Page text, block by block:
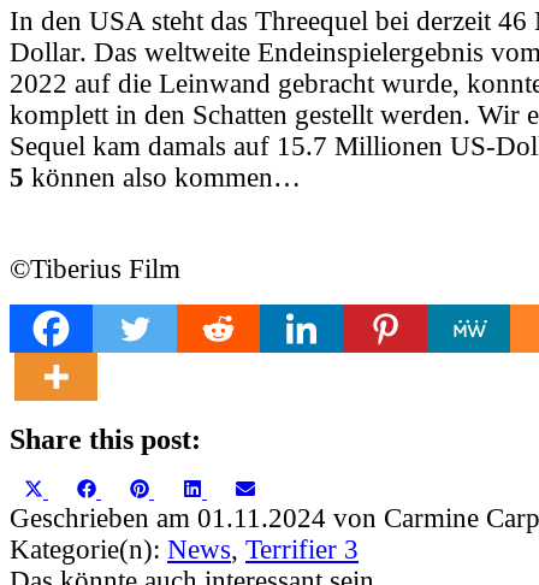
In den USA steht das Threequel bei derzeit
Dollar. Das weltweite Endeinspielergebnis
2022 auf die Leinwand gebracht wurde,
komplett in den Schatten gestellt werden. Wir
Sequel kam damals auf 15.7 Millionen US-
5 können also kommen…
©Tiberius Film
Share this post:
Share
on
(Twitter)
Share
on
FacebookShare
on
Pinterest Share
on
LinkedInShare
on
Geschrieben am 01.11.2024 von Carmine
Kategorie(n): News, Terrifier 3